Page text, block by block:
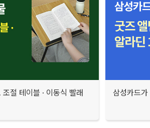
절 테이블 · 이동식 빨래
삼성카드